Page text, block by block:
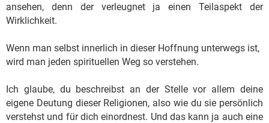
ansehen, denn der verleugnet ja einen Teilaspekt der
Wirklichkeit.
Wenn man selbst innerlich in dieser Hoffnung unterwegs ist,
wird man jeden spirituellen Weg so verstehen.
Ich glaube, du beschreibst an der Stelle vor allem deine
eigene Deutung dieser Religionen, also wie du sie persönlich
verstehst und für dich einordnest. Und das kann ja auch eine